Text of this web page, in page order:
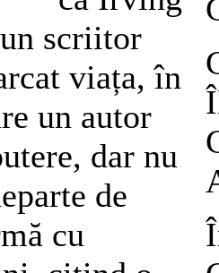
scriitor
viața, în
un autor
dar nu
de
cu